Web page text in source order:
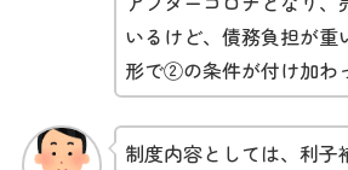
いるけど、債務負担が重
形で②の条件が付け加わ
制度内容としては、利子